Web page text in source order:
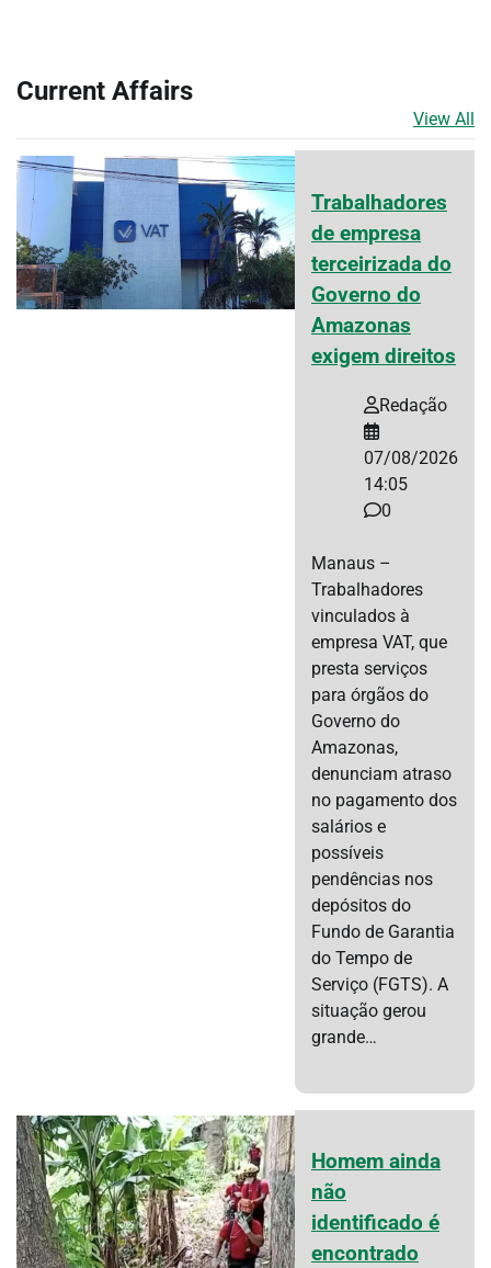
Current Affairs
View All
Trabalhadores
de empresa
terceirizada do
Governo do
Amazonas
exigem direitos
Redação
07/08/2026
14:05
0
Manaus –
Trabalhadores
vinculados à
empresa VAT, que
presta serviços
para órgãos do
Governo do
Amazonas,
denunciam atraso
no pagamento dos
salários e
possíveis
pendências nos
depósitos do
Fundo de Garantia
do Tempo de
Serviço (FGTS). A
situação gerou
grande…
Homem ainda
não
identificado é
encontrado